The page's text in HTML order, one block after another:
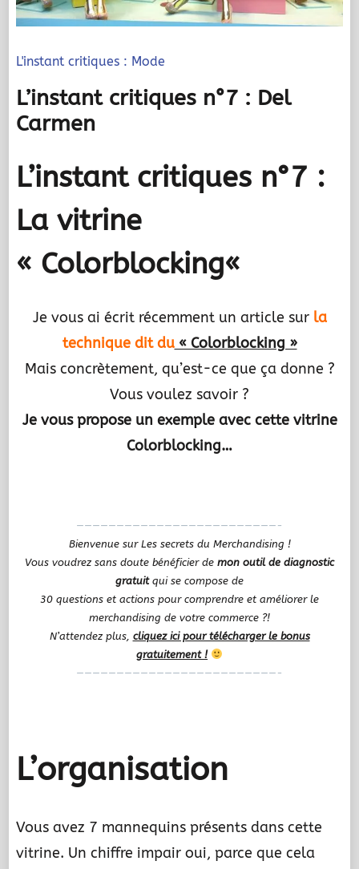
L'instant critiques : Mode
L’instant critiques n°7 : Del
Carmen
L’instant critiques n°7 :
La vitrine
« Colorblocking«
Je vous ai écrit récemment un article sur la
technique dit du« Colorblocking »
Mais concrètement, qu’est-ce que ça donne ?
Vous voulez savoir ?
Je vous propose un exemple avec cette vitrine
Colorblocking…
—————————————————————————-
Bienvenue sur Les secrets du Merchandising !
Vous voudrez sans doute bénéficier de mon outil de diagnostic
gratuit qui se compose de
30 questions et actions pour comprendre et améliorer le
merchandising de votre commerce ?!
N’attendez plus, cliquez ici pour télécharger le bonus
gratuitement !
—————————————————————————-
L’organisation
Vous avez 7 mannequins présents dans cette
vitrine. Un chiffre impair oui, parce que cela